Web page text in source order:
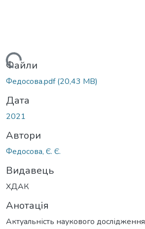
Вантажиться...
Файли
Федосова.pdf(20,43 MB)
Дата
2021
Автори
Федосова, Є. Є.
Видавець
ХДАК
Анотація
Актуальність наукового